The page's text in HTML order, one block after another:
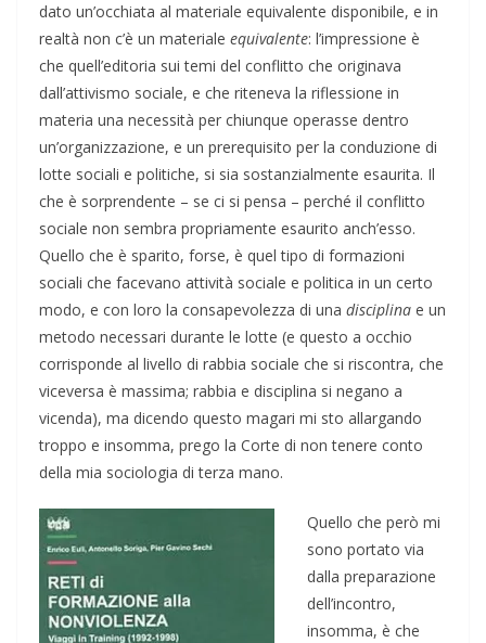
dato un’occhiata al materiale equivalente disponibile, e in
realtà non c’è un materiale equivalente: l’impressione è
che quell’editoria sui temi del conflitto che originava
dall’attivismo sociale, e che riteneva la riflessione in
materia una necessità per chiunque operasse dentro
un’organizzazione, e un prerequisito per la conduzione di
lotte sociali e politiche, si sia sostanzialmente esaurita. Il
che è sorprendente – se ci si pensa – perché il conflitto
sociale non sembra propriamente esaurito anch’esso.
Quello che è sparito, forse, è quel tipo di formazioni
sociali che facevano attività sociale e politica in un certo
modo, e con loro la consapevolezza di una disciplina e un
metodo necessari durante le lotte (e questo a occhio
corrisponde al livello di rabbia sociale che si riscontra, che
viceversa è massima; rabbia e disciplina si negano a
vicenda), ma dicendo questo magari mi sto allargando
troppo e insomma, prego la Corte di non tenere conto
della mia sociologia di terza mano.
Quello che però mi
sono portato via
dalla preparazione
dell’incontro,
insomma, è che